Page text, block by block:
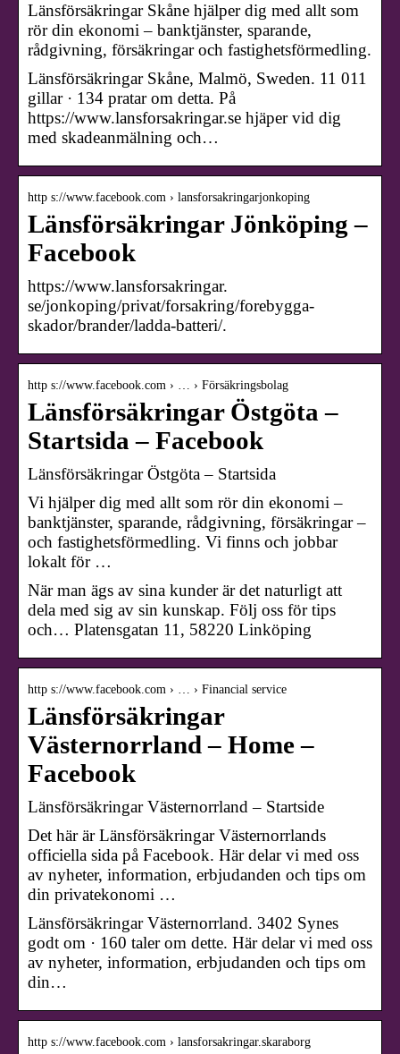
Länsförsäkringar Skåne hjälper dig med allt som
rör din ekonomi – banktjänster, sparande,
rådgivning, försäkringar och fastighetsförmedling.
Länsförsäkringar Skåne, Malmö, Sweden. 11 011
gillar · 134 pratar om detta. På
https://www.lansforsakringar.se hjäper vid dig
med skadeanmälning och…
http s://www.facebook.com › lansforsakringarjonkoping
Länsförsäkringar Jönköping –
Facebook
https://www.lansforsakringar.
se/jonkoping/privat/forsakring/forebygga-
skador/brander/ladda-batteri/.
http s://www.facebook.com › … › Försäkringsbolag
Länsförsäkringar Östgöta –
Startsida – Facebook
Länsförsäkringar Östgöta – Startsida
Vi hjälper dig med allt som rör din ekonomi –
banktjänster, sparande, rådgivning, försäkringar –
och fastighetsförmedling. Vi finns och jobbar
lokalt för …
När man ägs av sina kunder är det naturligt att
dela med sig av sin kunskap. Följ oss för tips
och… Platensgatan 11, 58220 Linköping
http s://www.facebook.com › … › Financial service
Länsförsäkringar
Västernorrland – Home –
Facebook
Länsförsäkringar Västernorrland – Startside
Det här är Länsförsäkringar Västernorrlands
officiella sida på Facebook. Här delar vi med oss
av nyheter, information, erbjudanden och tips om
din privatekonomi …
Länsförsäkringar Västernorrland. 3402 Synes
godt om · 160 taler om dette. Här delar vi med oss
av nyheter, information, erbjudanden och tips om
din…
http s://www.facebook.com › lansforsakringar.skaraborg